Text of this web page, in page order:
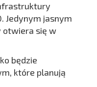
Jedynym jasnym
otwiera się w
będzie
które planują